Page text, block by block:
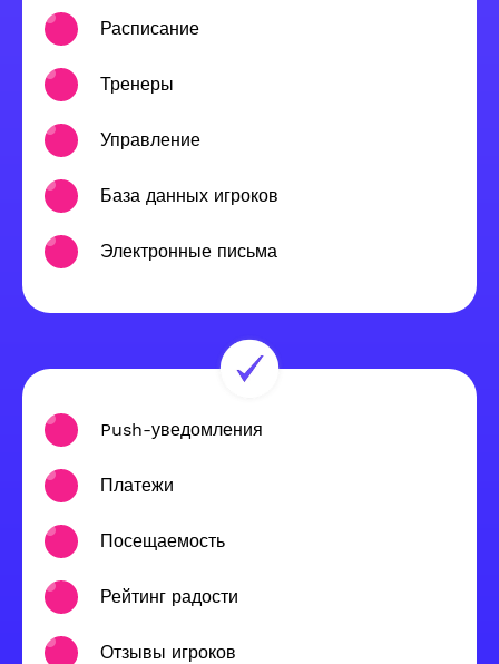
Расписание
Тренеры
Управление
База данных игроков
Электронные письма
Push-уведомления
Платежи
Посещаемость
Рейтинг радости
Отзывы игроков